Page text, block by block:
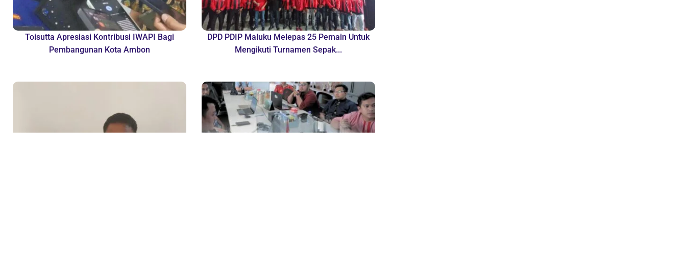
Toisutta Apresiasi Kontribusi IWAPI Bagi
Pembangunan Kota Ambon
DPD PDIP Maluku Melepas 25 Pemain Untuk
Mengikuti Turnamen Sepak...